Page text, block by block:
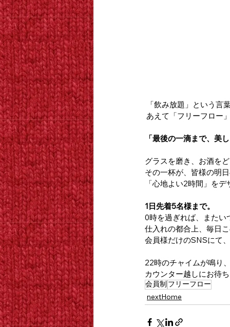
「飲み放題」という言
あえて「フリーフロー
「最後の一滴まで、美
グラスを磨き、お酒を
その一杯が、皆様の明
「心地よい2時間」を
1日先着5名様まで。
0時を過ぎれば、またい
仕入れの都合上、毎日
会員様だけのSNSにて
22時のチャイムが鳴り
カウンター越しにお待
会員制 フリーフロー
nextHome